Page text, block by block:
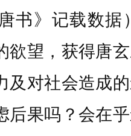
书》记载数据
欲望，获得唐
及对社会造成
后果吗？会在